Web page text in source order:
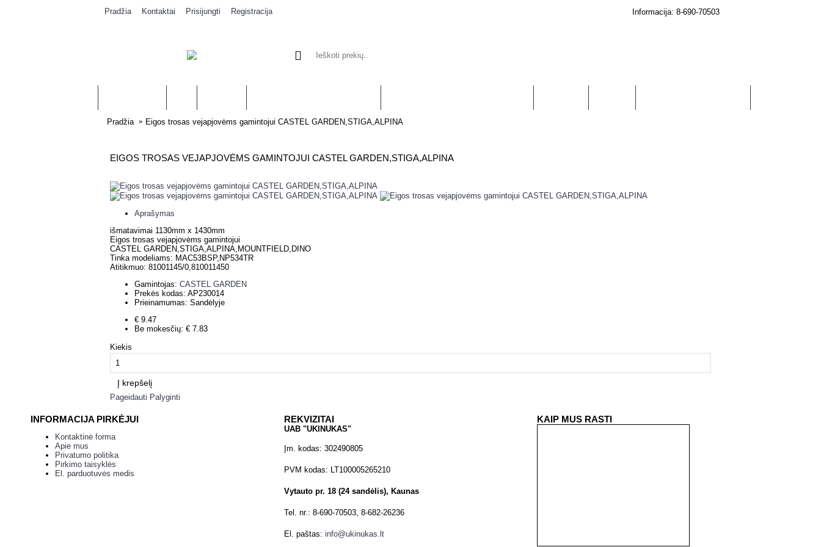
Pradžia Kontaktai Prisijungti Registracija Informacija: 8-690-70503
Pradžia Eigos trosas vejapjovėms gamintojui CASTEL GARDEN,STIGA,ALPINA
EIGOS TROSAS VEJAPJOVĖMS GAMINTOJUI CASTEL GARDEN,STIGA,ALPINA
Aprašymas
išmatavimai 1130mm x 1430mm
Eigos trosas vejapjovėms gamintojui
CASTEL GARDEN,STIGA,ALPINA,MOUNTFIELD,DINO
Tinka modeliams: MAC53BSP,NP534TR
Atitikmuo: 81001145/0,810011450
Gamintojas: CASTEL GARDEN
Prekės kodas: AP230014
Prieinamumas: Sandėlyje
€ 9.47
Be mokesčių: € 7.83
Kiekis
Į krepšelį
Pageidauti Palyginti
INFORMACIJA PIRKĖJUI
Kontaktinė forma
Apie mus
Privatumo politika
Pirkimo taisyklės
El. parduotuvės medis
REKVIZITAI
UAB "UKINUKAS"
Įm. kodas: 302490805
PVM kodas: LT100005265210
Vytauto pr. 18 (24 sandėlis), Kaunas
Tel. nr.: 8-690-70503, 8-682-26236
El. paštas: info@ukinukas.lt
KAIP MUS RASTI